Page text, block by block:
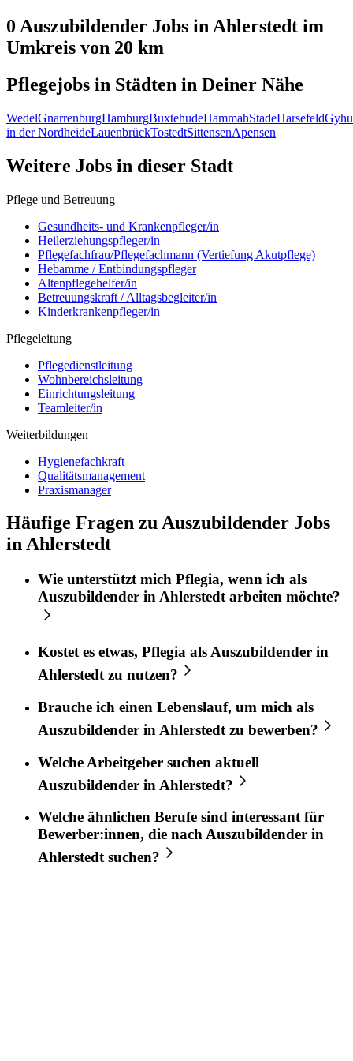
0 Auszubildender Jobs in Ahlerstedt im
Umkreis von 20 km
Pflegejobs in Städten in Deiner Nähe
WedelGnarrenburgHamburgBuxtehudeHammahStadeHarsefeld
in der NordheideLauenbrückTostedtSittensenApensen
Weitere Jobs in dieser Stadt
Pflege und Betreuung
Gesundheits- und Krankenpfleger/in
Heilerziehungspfleger/in
Pflegefachfrau/Pflegefachmann (Vertiefung Akutpflege)
Hebamme / Entbindungspfleger
Altenpflegehelfer/in
Betreuungskraft / Alltagsbegleiter/in
Kinderkrankenpfleger/in
Pflegeleitung
Pflegedienstleitung
Wohnbereichsleitung
Einrichtungsleitung
Teamleiter/in
Weiterbildungen
Hygienefachkraft
Qualitätsmanagement
Praxismanager
Häufige Fragen zu Auszubildender Jobs
in Ahlerstedt
Wie unterstützt mich Pflegia, wenn ich als
Auszubildender inAhlerstedtarbeiten möchte?
Kostet es etwas, Pflegia als Auszubildender in
Ahlerstedt zu nutzen?
Brauche ich einen Lebenslauf, um mich als
Auszubildender in Ahlerstedt zu bewerben?
Welche Arbeitgeber suchen aktuell
Auszubildender in Ahlerstedt?
Welche ähnlichen Berufe sind interessant für
Bewerber:innen, die nachAuszubildender in
Ahlerstedtsuchen?